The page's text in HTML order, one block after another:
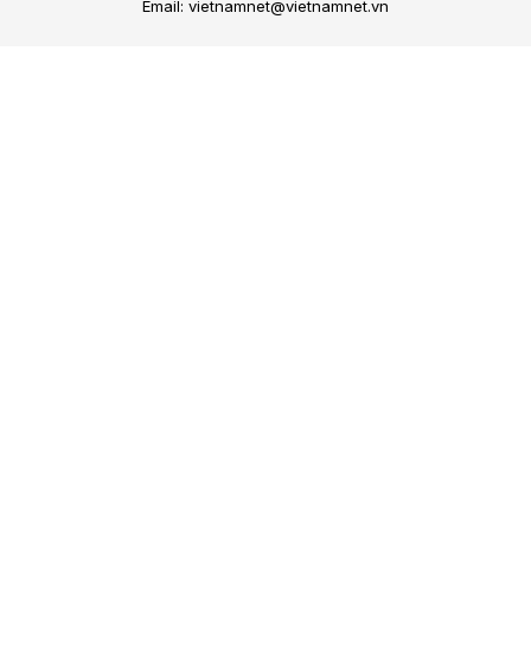
Email: vietnamnet@vietnamnet.vn